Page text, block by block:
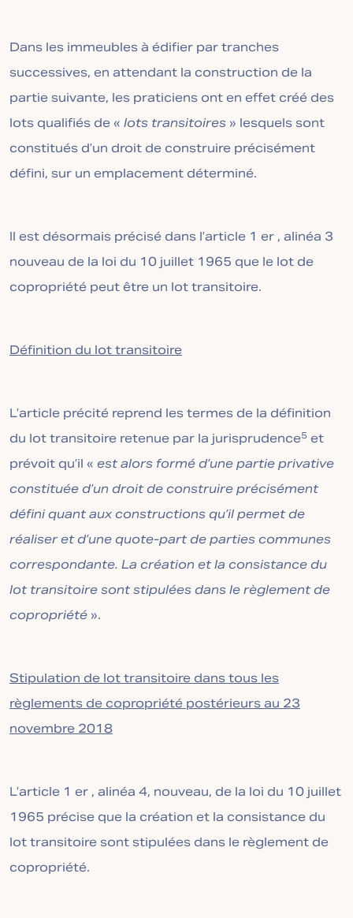
Dans les immeubles à édifier par tranches
successives, en attendant la construction de la
partie suivante, les praticiens ont en effet créé des
lots qualifiés de «lots transitoires» lesquels sont
constitués d’un droit de construire précisément
défini, sur un emplacement déterminé.
Il est désormais précisé dans l’article 1 er , alinéa 3
nouveau de la loi du 10 juillet 1965 que le lot de
copropriété peut être un lot transitoire.
Définition du lot transitoire
L’article précité reprend les termes de la définition
du lot transitoire retenue par la jurisprudence5et
prévoit qu’il «est alors formé d’une partie privative
constituée d’un droit de construire précisément
défini quant aux constructions qu’il permet de
réaliser et d’une quote-part de parties communes
correspondante. La création et la consistance du
lot transitoire sont stipulées dans le règlement de
copropriété».
Stipulation de lot transitoire dans tous les
règlements de copropriété postérieurs au 23
novembre 2018
L’article 1 er , alinéa 4, nouveau, de la loi du 10 juillet
1965 précise que la création et la consistance du
lot transitoire sont stipulées dans le règlement de
copropriété.